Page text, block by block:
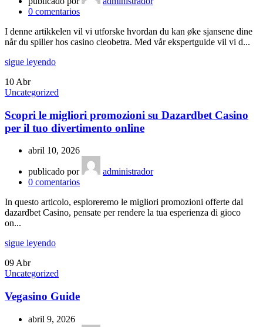
0 comentarios
I denne artikkelen vil vi utforske hvordan du kan øke sjansene dine
når du spiller hos casino cleobetra. Med vår ekspertguide vil vi d...
sigue leyendo
10 Abr
Uncategorized
Scopri le migliori promozioni su Dazardbet Casino
per il tuo divertimento online
abril 10, 2026
publicado por
administrador
0 comentarios
In questo articolo, esploreremo le migliori promozioni offerte dal
dazardbet Casino, pensate per rendere la tua esperienza di gioco
on...
sigue leyendo
09 Abr
Uncategorized
Vegasino Guide
abril 9, 2026